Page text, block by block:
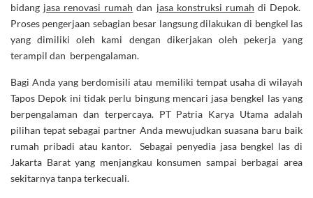
bidang jasa renovasi rumah dan jasa konstruksi rumah di Depok.
Proses pengerjaan sebagian besar langsung dilakukan di bengkel las
yang dimiliki oleh kami dengan dikerjakan oleh pekerja yang
terampil dan berpengalaman.
Bagi Anda yang berdomisili atau memiliki tempat usaha di wilayah
Tapos Depok ini tidak perlu bingung mencari jasa bengkel las yang
berpengalaman dan terpercaya. PT Patria Karya Utama adalah
pilihan tepat sebagai partner Anda mewujudkan suasana baru baik
rumah pribadi atau kantor. Sebagai penyedia jasa bengkel las di
Jakarta Barat yang menjangkau konsumen sampai berbagai area
sekitarnya tanpa terkecuali.